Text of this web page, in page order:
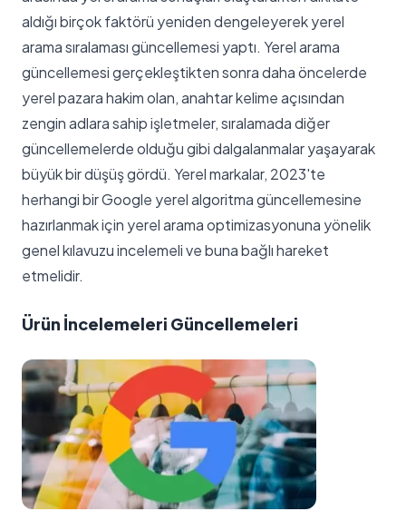
aldığı birçok faktörü yeniden dengeleyerek yerel
arama sıralaması güncellemesi yaptı. Yerel arama
güncellemesi gerçekleştikten sonra daha öncelerde
yerel pazara hakim olan, anahtar kelime açısından
zengin adlara sahip işletmeler, sıralamada diğer
güncellemelerde olduğu gibi dalgalanmalar yaşayarak
büyük bir düşüş gördü. Yerel markalar, 2023'te
herhangi bir Google yerel algoritma güncellemesine
hazırlanmak için yerel arama optimizasyonuna yönelik
genel kılavuzu incelemeli ve buna bağlı hareket
etmelidir.
Ürün İncelemeleri Güncellemeleri